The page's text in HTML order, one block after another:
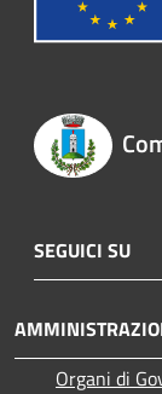
SEGUICI SU
Organi di